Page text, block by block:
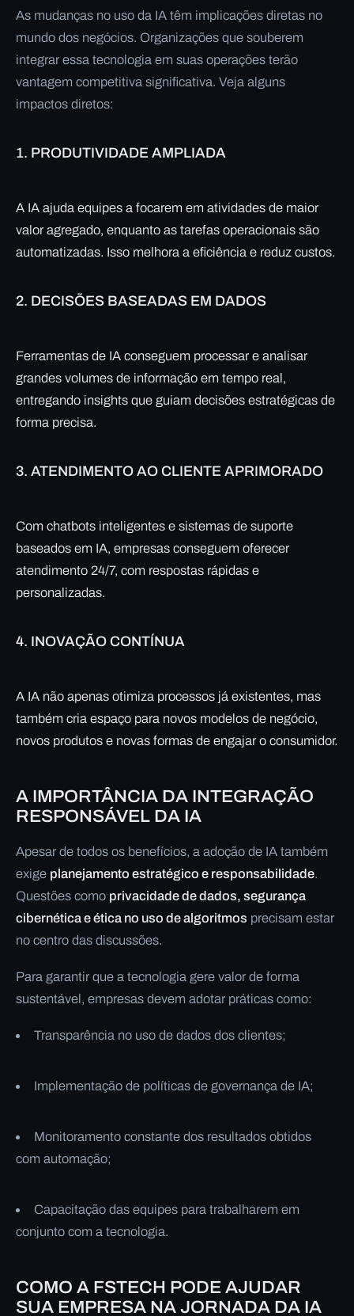
As mudanças no uso da IA têm implicações diretas no
mundo dos negócios. Organizações que souberem
integrar essa tecnologia em suas operações terão
vantagem competitiva significativa. Veja alguns
impactos diretos:
1. PRODUTIVIDADE AMPLIADA
A IA ajuda equipes a focarem em atividades de maior
valor agregado, enquanto as tarefas operacionais são
automatizadas. Isso melhora a eficiência e reduz custos.
2. DECISÕES BASEADAS EM DADOS
Ferramentas de IA conseguem processar e analisar
grandes volumes de informação em tempo real,
entregando insights que guiam decisões estratégicas de
forma precisa.
3. ATENDIMENTO AO CLIENTE APRIMORADO
Com chatbots inteligentes e sistemas de suporte
baseados em IA, empresas conseguem oferecer
atendimento 24/7, com respostas rápidas e
personalizadas.
4. INOVAÇÃO CONTÍNUA
A IA não apenas otimiza processos já existentes, mas
também cria espaço para novos modelos de negócio,
novos produtos e novas formas de engajar o consumidor.
A IMPORTÂNCIA DA INTEGRAÇÃO
RESPONSÁVEL DA IA
Apesar de todos os benefícios, a adoção de IA também
exige planejamento estratégico e responsabilidade.
Questões como privacidade de dados, segurança
cibernética e ética no uso de algoritmos precisam estar
no centro das discussões.
Para garantir que a tecnologia gere valor de forma
sustentável, empresas devem adotar práticas como:
Transparência no uso de dados dos clientes;
Implementação de políticas de governança de IA;
Monitoramento constante dos resultados obtidos
com automação;
Capacitação das equipes para trabalharem em
conjunto com a tecnologia.
COMO A FSTECH PODE AJUDAR
SUA EMPRESA NA JORNADA DA IA